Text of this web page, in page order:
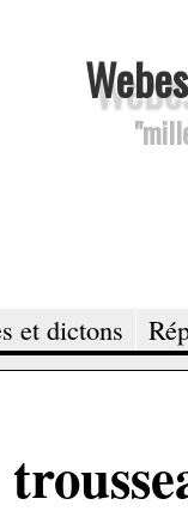
et dictons